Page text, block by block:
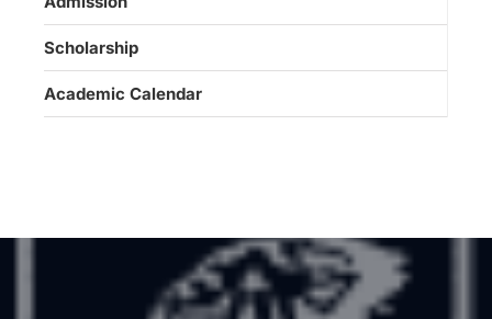
Scholarship
Academic Calendar